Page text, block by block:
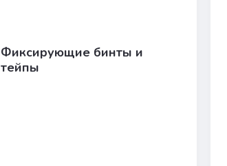
Фиксирующие бинты и
тейпы